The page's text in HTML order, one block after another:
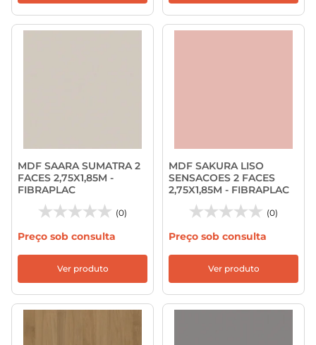
MDF SAARA SUMATRA 2
FACES 2,75X1,85M -
FIBRAPLAC
(0)
Preço sob consulta
Ver produto
MDF SAKURA LISO
SENSACOES 2 FACES
2,75X1,85M - FIBRAPLAC
(0)
Preço sob consulta
Ver produto